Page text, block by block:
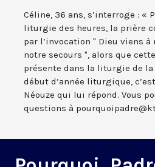
Céline, 36 ans, s’interroge : «
liturgie des heures, la prière
par l’invocation " Dieu viens à
notre secours ", alors que
présente dans la liturgie de la
début d’année liturgique,
Néouze qui lui répond. Vous
questions à